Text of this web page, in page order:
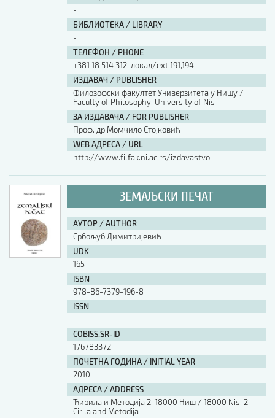
-
БИБЛИОТЕКА / LIBRARY
-
ТЕЛЕФОН / PHONE
+381 18 514 312, локал/ext 191,194
ИЗДАВАЧ / PUBLISHER
Филозофски факултет Универзитета у Нишу /
Faculty of Philosophy, University of Nis
ЗА ИЗДАВАЧА / FOR PUBLISHER
Проф. др Момчило Стојковић
WEB АДРЕСА / URL
http://www.filfak.ni.ac.rs/izdavastvo
ЗЕМАЉСКИ ПЕЧАТ
АУТОР / AUTHOR
Србољуб Димитријевић
UDK
165
ISBN
978-86-7379-196-8
ISSN
-
COBISS.SR-ID
176783372
ПОЧЕТНА ГОДИНА / INITIAL YEAR
2010
АДРЕСА / ADDRESS
Ћирила и Методија 2, 18000 Ниш / 18000 Nis, 2
Cirila and Metodija